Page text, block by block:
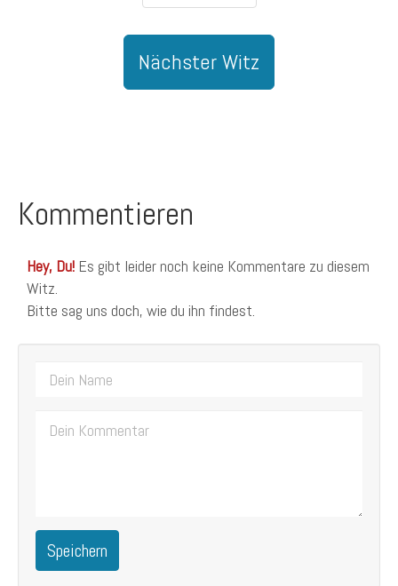
Nächster Witz
Kommentieren
Hey, Du! Es gibt leider noch keine Kommentare zu diesem
Witz.
Bitte sag uns doch, wie du ihn findest.
Speichern